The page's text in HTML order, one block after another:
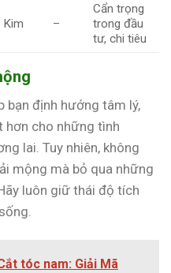
Kim –
Cẩn trọng
trong đầu
tư, chi tiêu
bạn định hướng tâm lý,
hơn cho những tình
lai. Tuy nhiên, không
mộng mà bỏ qua những
luôn giữ thái độ tích
tóc nam: Giải Mã